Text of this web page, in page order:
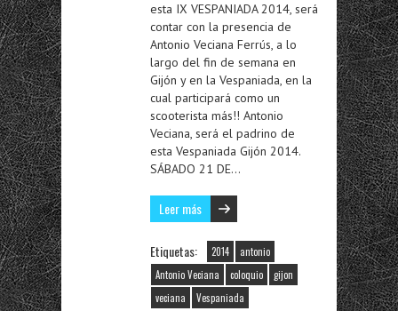
esta IX VESPANIADA 2014, será
contar con la presencia de
Antonio Veciana Ferrús, a lo
largo del fin de semana en
Gijón y en la Vespaniada, en la
cual participará como un
scooterista más!! Antonio
Veciana, será el padrino de
esta Vespaniada Gijón 2014.
SÁBADO 21 DE…
Leer más
Etiquetas: 2014
antonio
Antonio Veciana
coloquio
gijon
veciana
Vespaniada